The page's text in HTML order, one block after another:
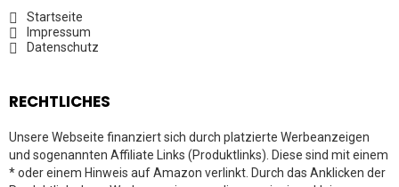
Startseite
Impressum
Datenschutz
RECHTLICHES
Unsere Webseite finanziert sich durch platzierte Werbeanzeigen
und sogenannten Affiliate Links (Produktlinks). Diese sind mit einem
* oder einem Hinweis auf Amazon verlinkt. Durch das Anklicken der